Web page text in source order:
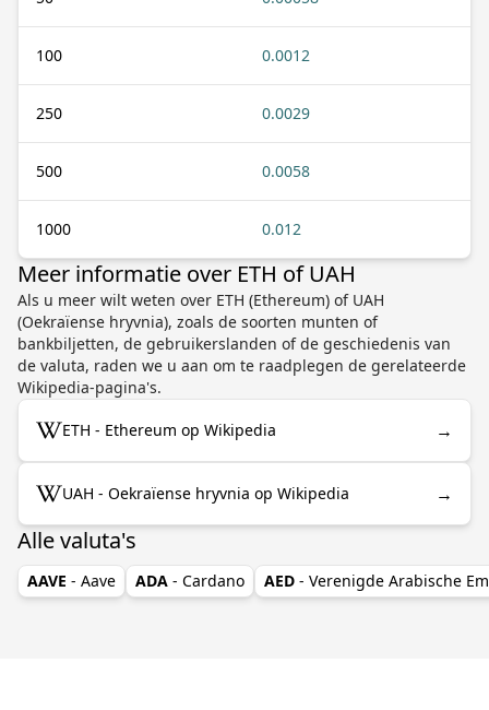
100 0.0012
250 0.0029
500 0.0058
1000 0.012
Meer informatie over ETH of UAH
Als u meer wilt weten over ETH (Ethereum) of UAH
(Oekraïense hryvnia), zoals de soorten munten of
bankbiljetten, de gebruikerslanden of de geschiedenis van
de valuta, raden we u aan om te raadplegen de gerelateerde
Wikipedia-pagina's.
ETH - Ethereum op Wikipedia →
UAH - Oekraïense hryvnia op Wikipedia →
Alle valuta's
AAVE - Aave ADA - Cardano AED - Verenigde Arabische